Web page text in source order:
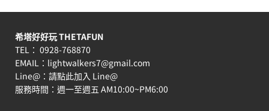
希塔好好玩 THETAFUN
TEL： 0928-768870
EMAIL： lightwalkers7@gmail.com
Line@： 請點此加入 Line@
服務時間：週一至週五 AM10:00~PM6:00